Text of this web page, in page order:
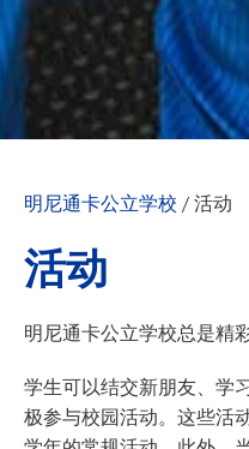
明尼通卡公立学校 /活动
活动
明尼通卡公立学校总是精
学生可以结交新朋友、学
极参与校园活动。这些活